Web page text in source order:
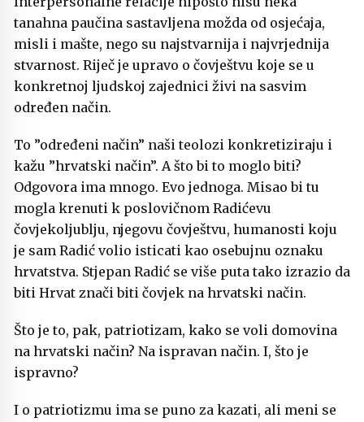
tanahna paučina sastavljena možda od osjećaja,
misli i mašte, nego su naj­stvarnija i najvrjednija
stvarnost. Riječ je upravo o čovještvu koje se u
konkretnoj ljudskoj zajednici živi na sasvim
određen način.
To ”određeni način” naši teolozi konkretiziraju i
kažu ”hrvatski način”. A što bi to moglo biti?
Odgovora ima mnogo. Evo jednoga. Misao bi tu
mogla krenuti k poslovičnom Radićevu
čovjekoljublju, njegovu čovještvu, humanosti koju
je sam Radić volio isticati kao osebujnu oznaku
hrvatstva. Stjepan Radić se više puta tako izrazio da
biti Hrvat znači biti čovjek na hrvatski način.
Što je to, pak, patriotizam, kako se voli domovina
na hrvatski način? Na ispravan način. I, što je
ispravno?
I o patriotizmu ima se puno za kazati, ali meni se